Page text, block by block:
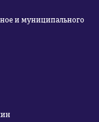
и муниципального